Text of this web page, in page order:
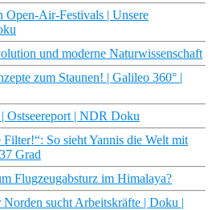
Open-Air-Festivals | Unsere
und moderne Naturwissenschaft
zum Staunen! | Galileo 360° |
Ostseereport | NDR Doku
So sieht Yannis die Welt mit
Grad
Flugzeugabsturz im Himalaya?
sucht Arbeitskräfte | Doku |